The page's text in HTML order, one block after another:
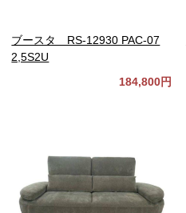
ブースタ RS-12930 PAC-07
2,5S2U
184,800円